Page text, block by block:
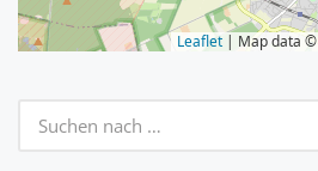
Leaflet | Map data ©